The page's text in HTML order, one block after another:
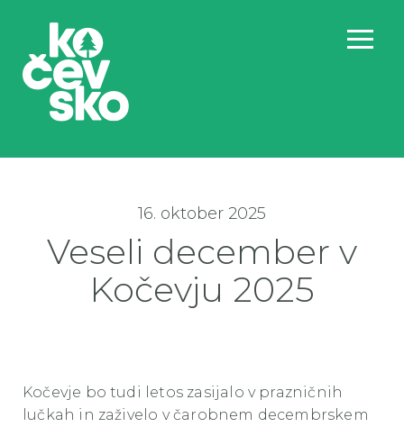
16. oktober 2025
Veseli december v
Kočevju 2025
Kočevje bo tudi letos zasijalo v prazničnih
lučkah in zaživelo v čarobnem decembrskem